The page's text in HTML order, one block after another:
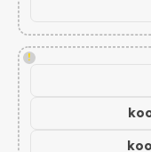
!